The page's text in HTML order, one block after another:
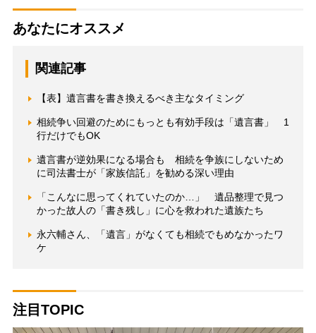
あなたにオススメ
関連記事
【表】遺言書を書き換えるべき主なタイミング
相続争い回避のためにもっとも有効手段は「遺言書」 1
行だけでもOK
遺言書が逆効果になる場合も 相続を争族にしないため
に司法書士が「家族信託」を勧める深い理由
「こんなに思ってくれていたのか…」 遺品整理で見つ
かった故人の「書き残し」に心を救われた遺族たち
永六輔さん、「遺言」がなくても相続でもめなかったワ
ケ
注目TOPIC